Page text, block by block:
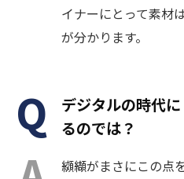
イナーにとって素材
が分かります。
デジタルの時代
るのでは？
纐纈がまさにこの点